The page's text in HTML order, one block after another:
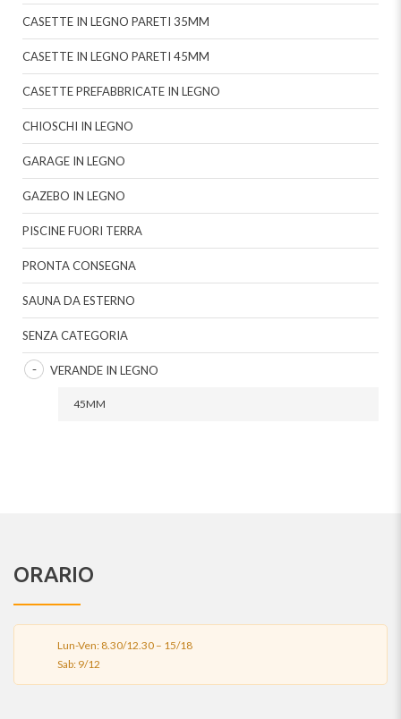
CASETTE IN LEGNO PARETI 35MM
CASETTE IN LEGNO PARETI 45MM
CASETTE PREFABBRICATE IN LEGNO
CHIOSCHI IN LEGNO
GARAGE IN LEGNO
GAZEBO IN LEGNO
PISCINE FUORI TERRA
PRONTA CONSEGNA
SAUNA DA ESTERNO
SENZA CATEGORIA
VERANDE IN LEGNO
45MM
ORARIO
Lun-Ven: 8.30/12.30 – 15/18
Sab: 9/12